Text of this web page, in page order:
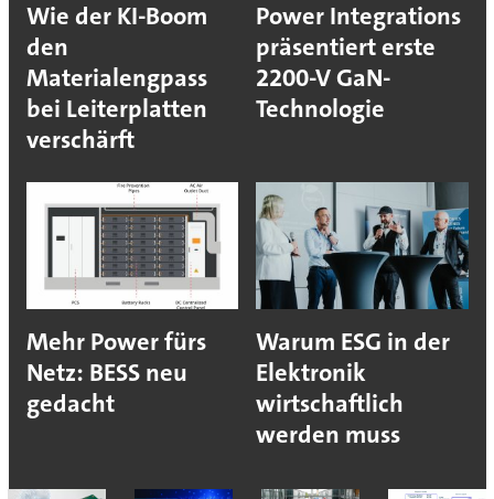
Wie der KI-Boom
den
Materialengpass
bei Leiterplatten
verschärft
Power Integrations
präsentiert erste
2200-V GaN-
Technologie
Mehr Power fürs
Netz: BESS neu
gedacht
Warum ESG in der
Elektronik
wirtschaftlich
werden muss